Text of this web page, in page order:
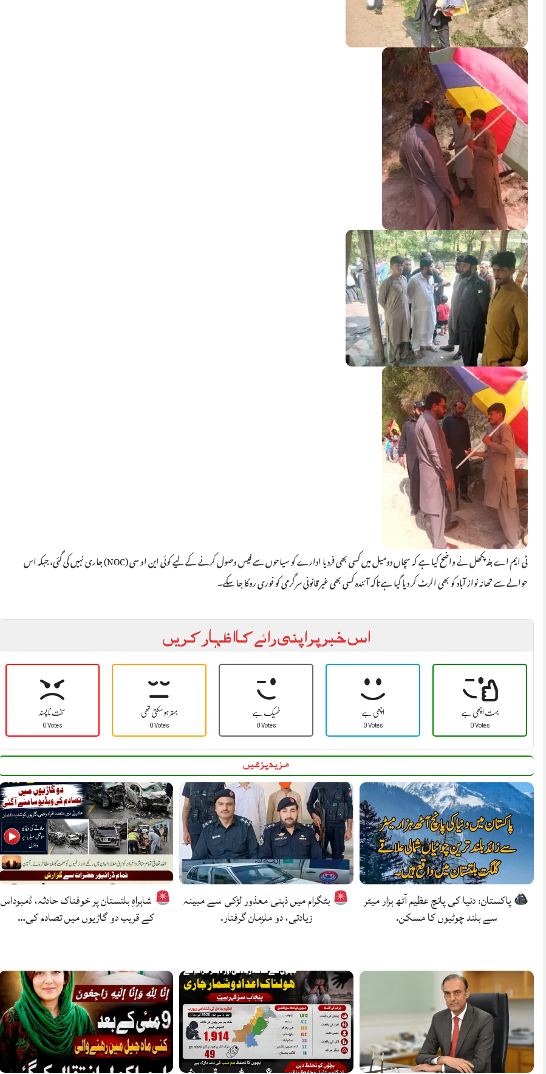
ٹی ایم اے بفہ پکھل نے واضح کیا ہے کہ سچاں دومیل میں کسی بھی فرد یا ادارے کو سیاحوں سے فیس وصول کرنے کے لیے کوئی این او سی (NOC) جاری نہیں کی گئی، جبکہ اس
حوالے سے تھانہ نواز آباد کو بھی الرٹ کر دیا گیا ہے تاکہ آئندہ کسی بھی غیر قانونی سرگرمی کو فوری روکا جا سکے۔
اس خبر پر اپنی رائے کا اظہار کریں
سخت نا پسند
0 Votes
بہتر ہو سکتی تھی
0 Votes
ٹھیک ہے
0 Votes
اچھی ہے
0 Votes
بہت اچھی ہے
0 Votes
مزید پڑھیں
پاکستان: دنیا کی پانچ عظیم آٹھ ہزار میٹر
سے بلند چوٹیوں کا مسکن.
بٹگرام میں ذہنی معذور لڑکی سے مبینہ
زیادتی، دو ملزمان گرفتار.
شاہراہِ بلتستان پر خوفناک حادثہ، ڈمبوداس
کے قریب دو گاڑیوں میں تصادم کی…